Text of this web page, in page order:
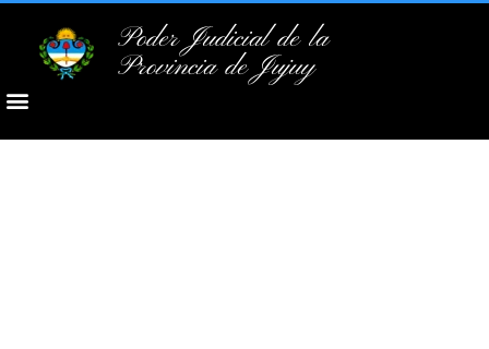
Poder Judicial de la
Provincia de Jujuy